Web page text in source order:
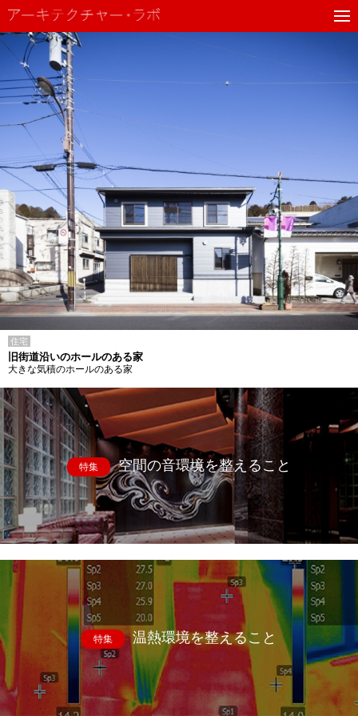
住宅
旧街道沿いのホールのある家
大きな気積のホールのある家
特集 空間の音環境を整えること
特集 温熱環境を整えること